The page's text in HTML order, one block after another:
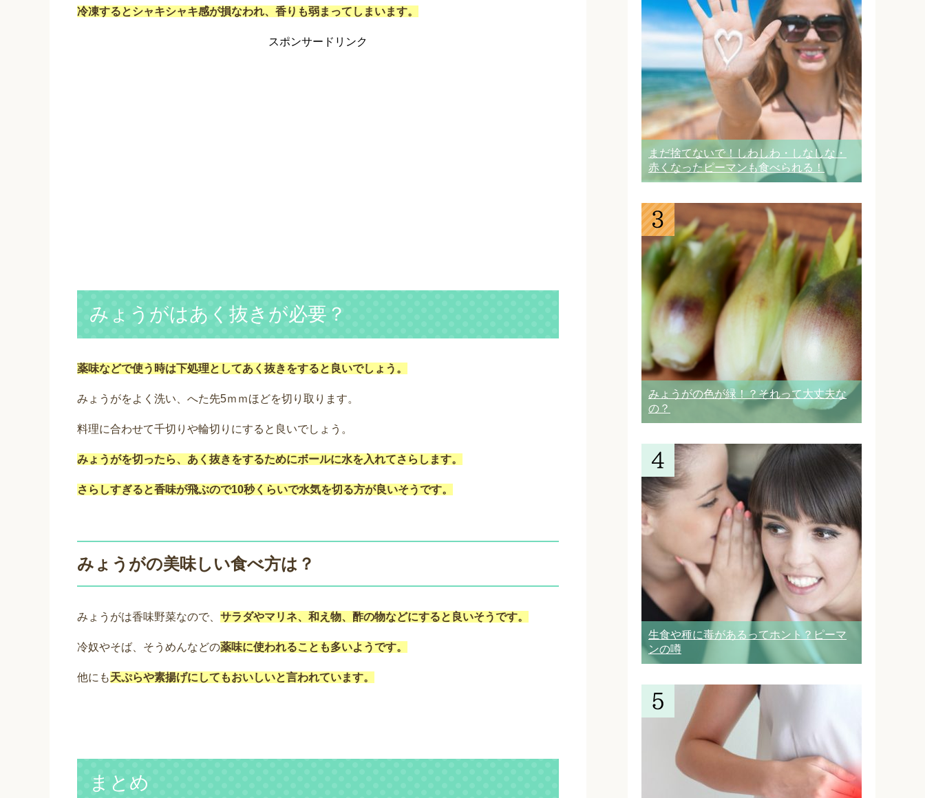
冷凍するとシャキシャキ感が損なわれ、香りも弱まってしまいます。
スポンサードリンク
みょうがはあく抜きが必要？
薬味などで使う時は下処理としてあく抜きをすると良いでしょう。
みょうがをよく洗い、へた先5ｍｍほどを切り取ります。
料理に合わせて千切りや輪切りにすると良いでしょう。
みょうがを切ったら、あく抜きをするためにボールに水を入れてさらします。
さらしすぎると香味が飛ぶので10秒くらいで水気を切る方が良いそうです。
みょうがの美味しい食べ方は？
みょうがは香味野菜なので、 サラダやマリネ、和え物、酢の物などにすると良いそうです。
冷奴やそば、 そうめんなどの薬味に使われることも多いようです。
他にも天ぷらや素揚げにしてもおいしいと言われています。
まとめ
まだ捨てないで！しわしわ・しなしな・
赤くなったピーマンも食べられる！
みょうがの色が緑！？それって大丈夫な
の？
生食や種に毒があるってホント？ピーマ
ンの噂